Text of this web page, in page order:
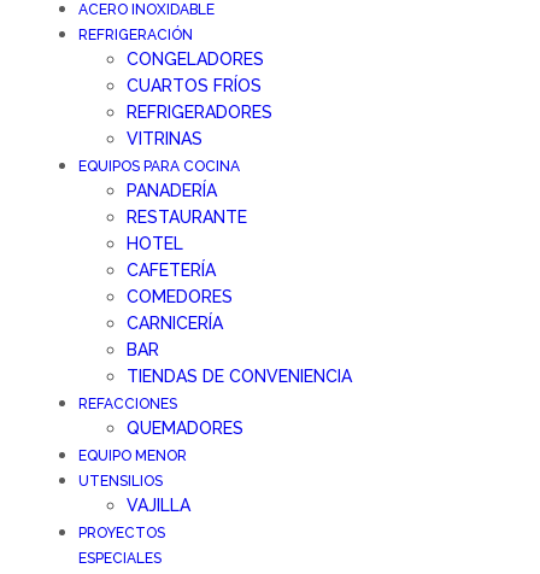
ACERO INOXIDABLE
REFRIGERACIÓN
CONGELADORES
CUARTOS FRÍOS
REFRIGERADORES
VITRINAS
EQUIPOS PARA COCINA
PANADERÍA
RESTAURANTE
HOTEL
CAFETERÍA
COMEDORES
CARNICERÍA
BAR
TIENDAS DE CONVENIENCIA
REFACCIONES
QUEMADORES
EQUIPO MENOR
UTENSILIOS
VAJILLA
PROYECTOS
ESPECIALES